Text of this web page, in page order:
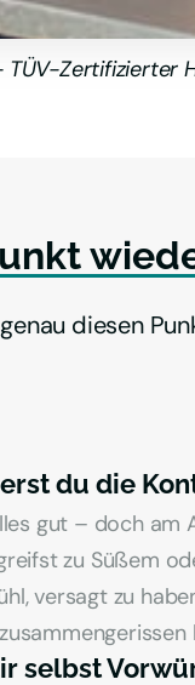
TÜV-Zertifizierter
diesen
du die
gut – doch am
zu Süßem
versagt zu
selbst